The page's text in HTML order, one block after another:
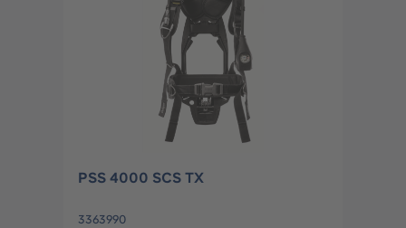
PSS 4000 SCS TX
3363990